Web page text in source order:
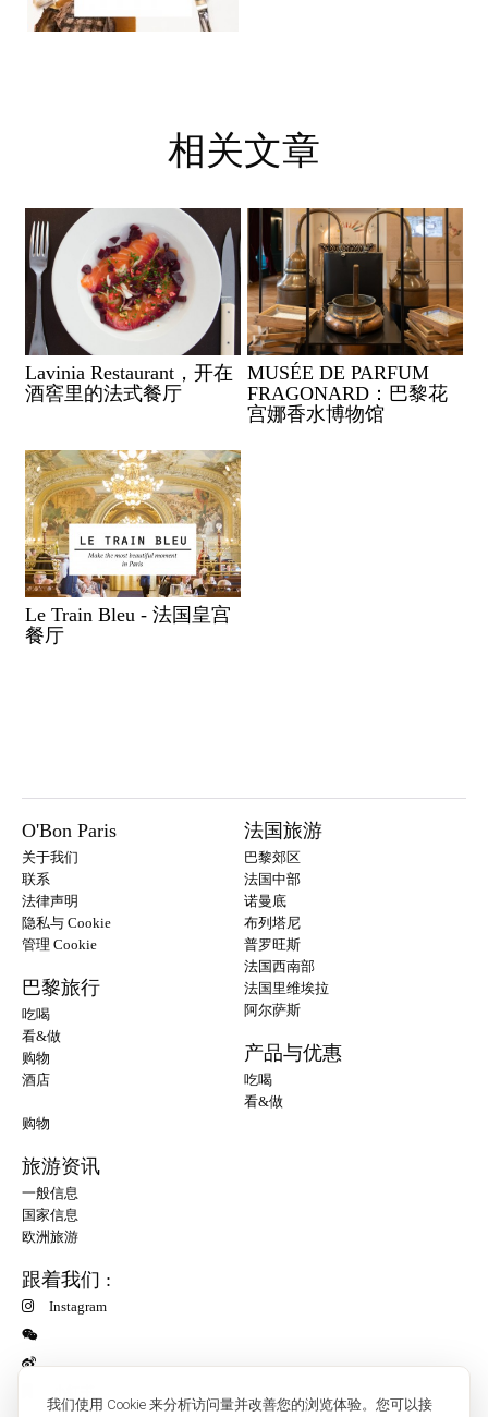
我们使用 Cookie 来分析访问量并改善您的浏览体验。您可以接
相关文章
Lavinia Restaurant，开在
酒窖里的法式餐厅
MUSÉE DE PARFUM
FRAGONARD：巴黎花
宫娜香水博物馆
Le Train Bleu - 法国皇宫
餐厅
O'Bon Paris
关于我们
联系
法律声明
隐私与 Cookie
管理 Cookie
巴黎旅行
吃喝
看&做
购物
酒店
法国旅游
巴黎郊区
法国中部
诺曼底
布列塔尼
普罗旺斯
法国西南部
法国里维埃拉
阿尔萨斯
产品与优惠
吃喝
看&做
购物
旅游资讯
一般信息
国家信息
欧洲旅游
跟着我们 :
Instagram